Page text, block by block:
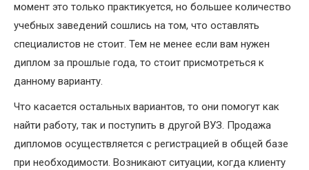
момент это только практикуется, но большее количество
учебных заведений сошлись на том, что оставлять
специалистов не стоит. Тем не менее если вам нужен
диплом за прошлые года, то стоит присмотреться к
данному варианту.
Что касается остальных вариантов, то они помогут как
найти работу, так и поступить в другой ВУЗ. Продажа
дипломов осуществляется с регистрацией в общей базе
при необходимости. Возникают ситуации, когда клиенту